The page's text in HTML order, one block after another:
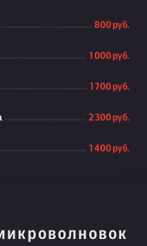
800 руб.
1 000 руб.
1 700 руб.
2 300 руб.
1 400 руб.